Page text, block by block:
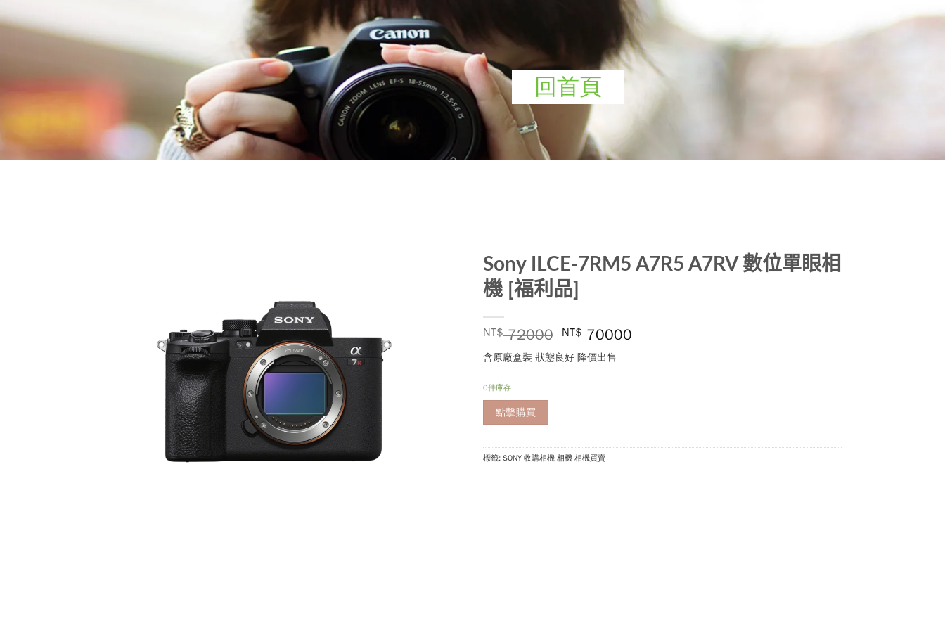
回首頁
Sony ILCE-7RM5 A7R5 A7RV 數位單眼相
機 [福利品]
NT$72000 NT$ 70000
含原廠盒裝 狀態良好 降價出售
0件庫存
點擊購買
標籤: SONY 收購相機 相機 相機買賣